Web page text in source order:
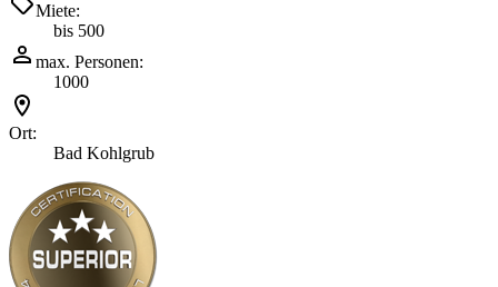
Miete:
bis 500
max. Personen:
1000
Ort:
Bad Kohlgrub